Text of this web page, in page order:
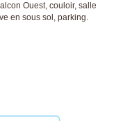
Ouest, couloir, salle
en sous sol, parking.